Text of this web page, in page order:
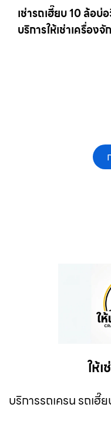
เช่ารถเฮี๊ยบ 10 ล้อ
บริการให้เช่าเครื่อง
ให้
บริการรถเครน รถเฮี๊